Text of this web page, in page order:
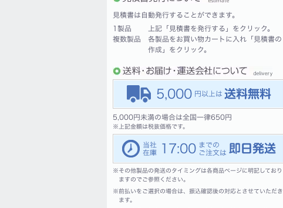
見積書は自動発行することができます。
1製品
上記「見積書を発行する」をクリック。
複数製品
各製品をお買い物カートに入れ「見積書の
作成」をクリック。
5,000
5,000円未満の場合は全国一律650円
※ 上記金額は税抜価格です。
17:00
※その他製品の発送のタイミングは各商品ページに明記しており
ますのでご参照ください。
※前払いをご選択の場合は、振込確認後の対応とさせていただき
ます。